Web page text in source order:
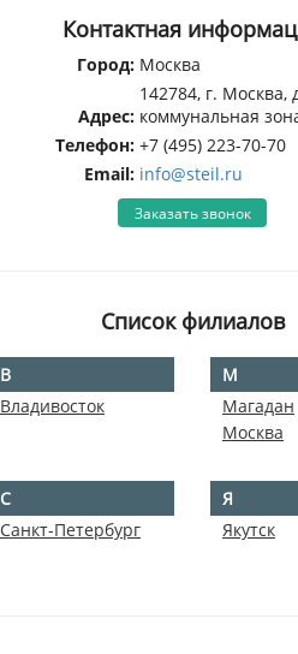
Контактная
Город: Москва
Адрес:
142784, г. Москва,
коммунальная
Телефон: +7 (495) 223-70-70
Email: info@steil.ru
Заказать звонок
Список филиалов
В
Владивосток
М
Магадан
Москва
С
Санкт-Петербург
Я
Якутск